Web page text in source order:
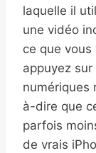
laquelle il
une vidéo
ce que
appuyez
numériques
à-dire que
parfois
de vrais